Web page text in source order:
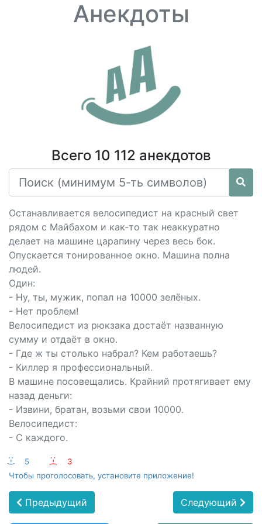
Анекдоты
Всего 10 112 анекдотов
Останавливается велосипедист на красный свет
рядом с Майбахом и как-то так неаккуратно
делает на машине царапину через весь бок.
Опускается тонированное окно. Машина полна
людей.
Один:
- Ну, ты, мужик, попал на 10000 зелёных.
- Нет проблем!
Велосипедист из рюкзака достаёт названную
сумму и отдаёт в окно.
- Где ж ты столько набрал? Кем работаешь?
- Киллер я профессиональный.
В машине посовещались. Крайний протягивает ему
назад деньги:
- Извини, братан, возьми свои 10000.
Велосипедист:
- С каждого.
:-) 5 :-(
3
Чтобы проголосовать, установите приложение!
Предыдущий Следующий